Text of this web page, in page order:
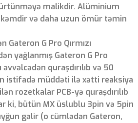
malikdir. Alüminium
və daha uzun ömür təmin
Gateron G Pro Qırmızı
yağlanmış Gateron G Pro
əvvəlcədən quraşdırılıb və 50
istifadə müddəti ilə xətti reaksiya
rozetkalar PCB-yə quraşdırılıb
ki, bütün MX üslublu 3pin və 5pin
gəlir (o cümlədən Gateron,